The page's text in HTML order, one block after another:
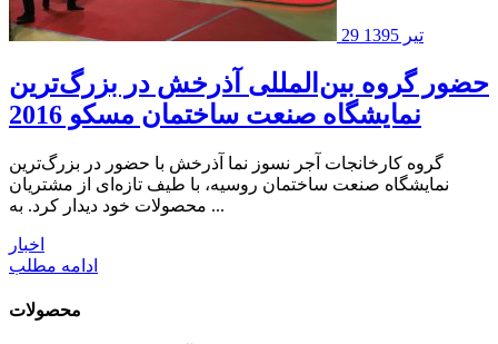
29 تیر 1395
حضور گروه بین‌المللی آذرخش در بزرگ‌ترین
نمایشگاه صنعت ساختمان مسکو 2016
گروه کارخانجات آجر نسوز نما آذرخش با حضور در بزرگ‌ترین
نمایشگاه صنعت ساختمان روسیه، با طیف تازه‌ای از مشتریان
محصولات خود دیدار کرد. به ...
اخبار
ادامه مطلب
محصولات